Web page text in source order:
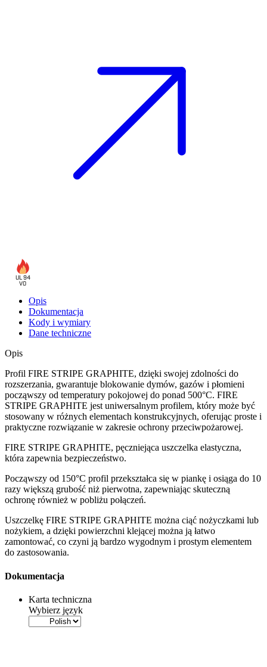
UL 94
V0
Opis
Dokumentacja
Kody i wymiary
Dane techniczne
Opis
Profil FIRE STRIPE GRAPHITE, dzięki swojej zdolności do
rozszerzania, gwarantuje blokowanie dymów, gazów i płomieni
począwszy od temperatury pokojowej do ponad 500°C. FIRE
STRIPE GRAPHITE jest uniwersalnym profilem, który może być
stosowany w różnych elementach konstrukcyjnych, oferując proste i
praktyczne rozwiązanie w zakresie ochrony przeciwpożarowej.
FIRE STRIPE GRAPHITE, pęczniejąca uszczelka elastyczna,
która zapewnia bezpieczeństwo.
Począwszy od 150°C profil przekształca się w piankę i osiąga do 10
razy większą grubość niż pierwotna, zapewniając skuteczną
ochronę również w pobliżu połączeń.
Uszczelkę FIRE STRIPE GRAPHITE można ciąć nożyczkami lub
nożykiem, a dzięki powierzchni klejącej można ją łatwo
zamontować, co czyni ją bardzo wygodnym i prostym elementem
do zastosowania.
Dokumentacja
Karta techniczna
Wybierz język